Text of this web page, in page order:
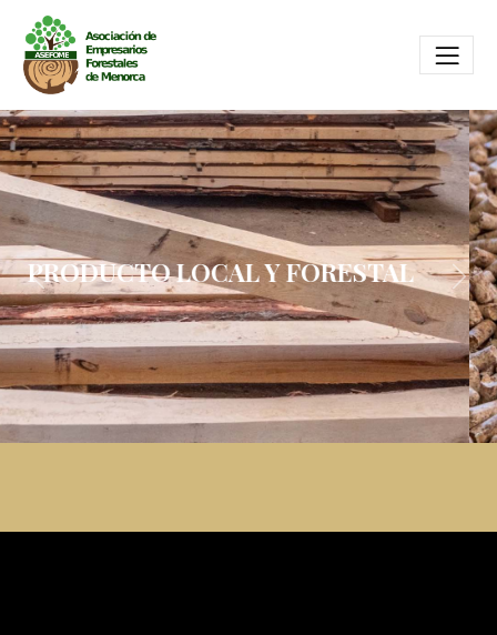
PRODUCTO LOCAL Y FORESTAL
Previous Next